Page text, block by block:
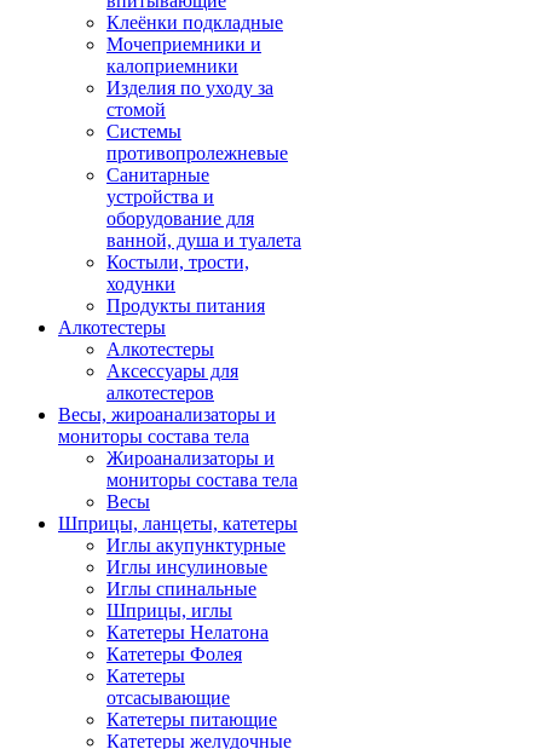
Клеёнки подкладные
Мочеприемники и
калоприемники
Изделия по уходу за
стомой
Системы
противопролежневые
Санитарные
устройства и
оборудование для
ванной, душа и туалета
Костыли, трости,
ходунки
Продукты питания
Алкотестеры
Алкотестеры
Аксессуары для
алкотестеров
Весы, жироанализаторы и
мониторы состава тела
Жироанализаторы и
мониторы состава тела
Весы
Шприцы, ланцеты, катетеры
Иглы акупунктурные
Иглы инсулиновые
Иглы спинальные
Шприцы, иглы
Катетеры Нелатона
Катетеры Фолея
Катетеры
отсасывающие
Катетеры питающие
Катетеры желудочные